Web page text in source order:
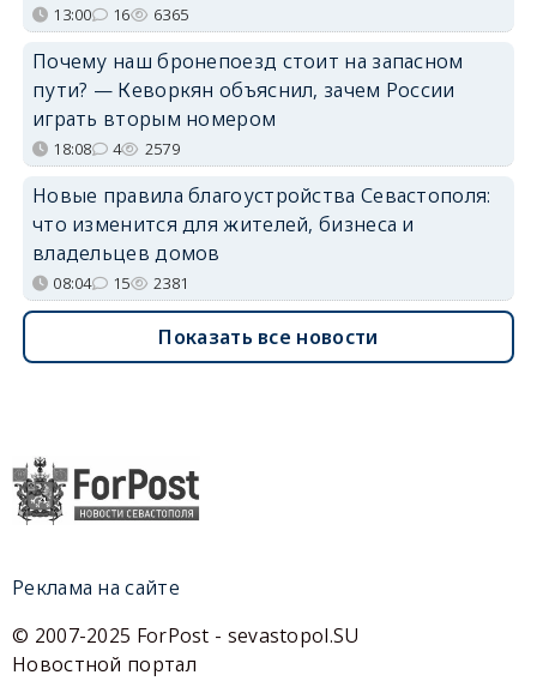
13:00 16 6365
Почему наш бронепоезд стоит на запасном
пути? — Кеворкян объяснил, зачем России
играть вторым номером
18:08 4 2579
Новые правила благоустройства Севастополя:
что изменится для жителей, бизнеса и
владельцев домов
08:04 15 2381
Показать все новости
Реклама на сайте
© 2007-2025 ForPost - sevastopol.SU
Новостной портал